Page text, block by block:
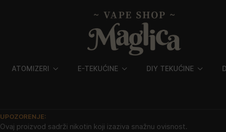
ATOMIZERI E-TEKUĆINE DIY TEKUĆINE
UPOZORENJE:
Ovaj proizvod sadrži nikotin koji izaziva snažnu ovisnost.